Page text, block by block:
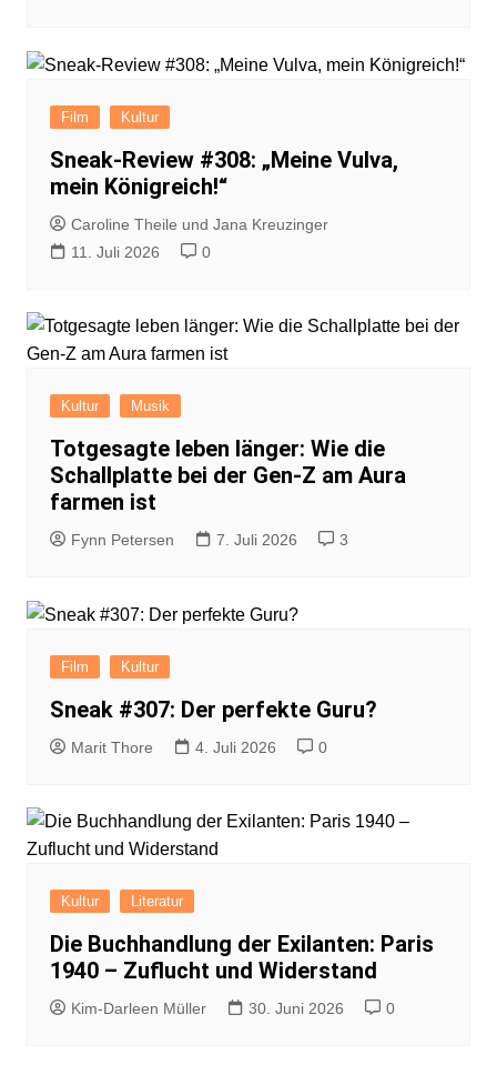
Film Kultur
Sneak-Review #308: „Meine Vulva,
mein Königreich!“
Caroline Theile und Jana Kreuzinger
11. Juli 2026
0
Kultur Musik
Totgesagte leben länger: Wie die
Schallplatte bei der Gen-Z am Aura
farmen ist
Fynn Petersen 7. Juli 2026 3
Film Kultur
Sneak #307: Der perfekte Guru?
Marit Thore 4. Juli 2026 0
Kultur Literatur
Die Buchhandlung der Exilanten: Paris
1940 – Zuflucht und Widerstand
Kim-Darleen Müller 30. Juni 2026 0